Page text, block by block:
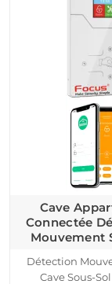
Cave
Connectée
Mouvement
Détection
Cave Sous-